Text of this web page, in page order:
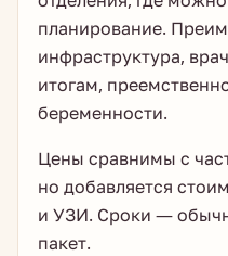
планирование.
инфраструктура,
итогам,
беременности.
Цены сравнимы с
но добавляется
и УЗИ. Сроки —
пакет.